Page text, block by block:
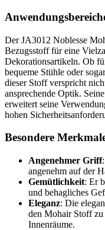
Der JA3012 Noblesse
Bezugsstoff für eine
Dekorationsartikeln. Ob
bequeme Stühle oder
dieser Stoff verspricht
ansprechende Optik.
erweitert seine
hohen
Besondere
Angenehmer Griff
angenehm auf der
Gemütlichkeit: Er
und behagliches
Eleganz: Die
den Mohair Stoff
Innenräume.